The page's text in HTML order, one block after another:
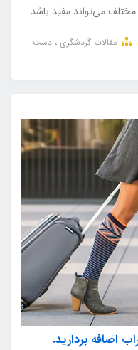
می‌تواند مفید باشد.
مقالات گردشگری دست
بردارید.